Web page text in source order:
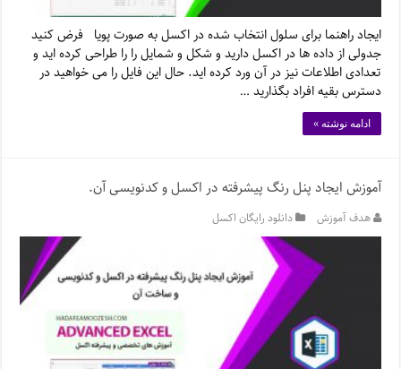
ایجاد راهنما برای سلول انتخاب شده در اکسل به صورت پویا فرض کنید
جدولی از داده ها در اکسل دارید و شکل و شمایل را را طراحی کرده اید و
تعدادی اطلاعات نیز در آن ورد کرده اید. حال این فایل را می خواهید در
دسترس بقیه افراد بگذارید …
ادامه نوشته »
آموزش ایجاد پنل رنگ پیشرفته در اکسل و کدنویسی آن.
هدف آموزش دانلود رایگان اکسل